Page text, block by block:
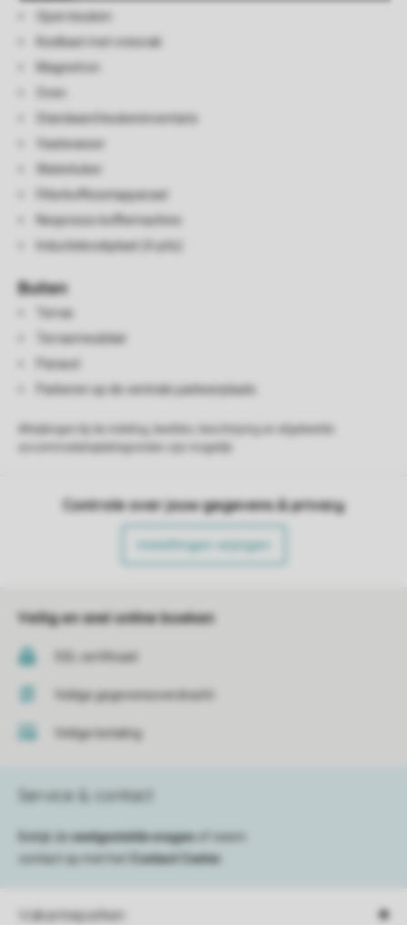
Open keuken
Koelkast met vriesvak
Magnetron
Oven
Standaard keukeninventaris
Vaatwasser
Waterkoker
Filterkoffiezetapparaat
Nespresso koffiemachine
Inductiekookplaat (4-pits)
Buiten
Terras
Terrasmeubilair
Parasol
Parkeren op de centrale parkeerplaats
Controle over jouw gegevens & privacy
Instellingen wijzigen
Veilig en snel online boeken
SSL certificaat
Veilige gegevensoverdracht
Veilige betaling
Vakantieparken
Service & contact
Bekijk de veelgestelde vragen
of neem
contact op met het
Contact Center